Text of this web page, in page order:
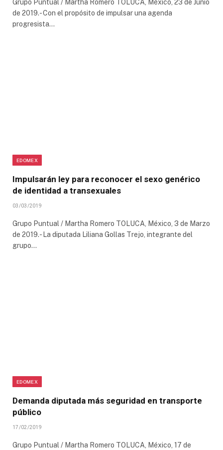
Grupo Puntual / Martha Romero TOLUCA, México, 23 de Junio
de 2019.- Con el propósito de impulsar una agenda
progresista…
EDOMEX
Impulsarán ley para reconocer el sexo genérico
de identidad a transexuales
03/03/2019
Grupo Puntual / Martha Romero TOLUCA, México, 3 de Marzo
de 2019.- La diputada Liliana Gollas Trejo, integrante del
grupo…
EDOMEX
Demanda diputada más seguridad en transporte
público
17/02/2019
Grupo Puntual / Martha Romero TOLUCA, México, 17 de